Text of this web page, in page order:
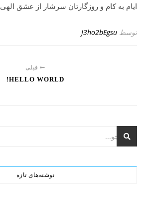
ایام به کام و روزگارتان سرشار از عشق الهی
توسط J3ho2bEgsu
قبلی
HELLO WORLD!
نوشته‌های تازه